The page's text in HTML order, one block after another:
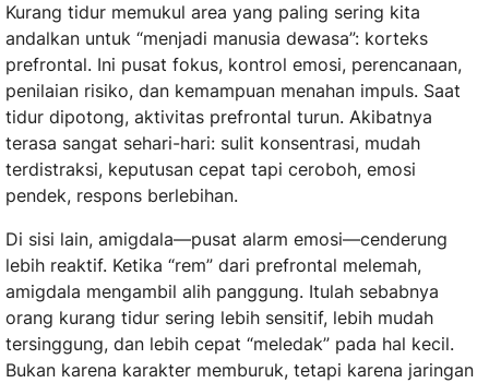
Kurang tidur memukul area yang paling sering kita
andalkan untuk “menjadi manusia dewasa”: korteks
prefrontal. Ini pusat fokus, kontrol emosi, perencanaan,
penilaian risiko, dan kemampuan menahan impuls. Saat
tidur dipotong, aktivitas prefrontal turun. Akibatnya
terasa sangat sehari-hari: sulit konsentrasi, mudah
terdistraksi, keputusan cepat tapi ceroboh, emosi
pendek, respons berlebihan.
Di sisi lain, amigdala—pusat alarm emosi—cenderung
lebih reaktif. Ketika “rem” dari prefrontal melemah,
amigdala mengambil alih panggung. Itulah sebabnya
orang kurang tidur sering lebih sensitif, lebih mudah
tersinggung, dan lebih cepat “meledak” pada hal kecil.
Bukan karena karakter memburuk, tetapi karena jaringan